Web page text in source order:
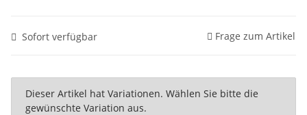
Sofort verfügbar Frage zum Artikel
x
Dieser Artikel hat Variationen. Wählen Sie bitte die
gewünschte Variation aus.